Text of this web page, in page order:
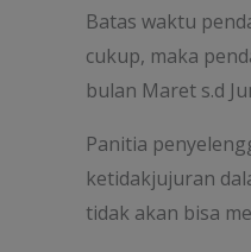
Batas waktu
cukup, maka
bulan Maret s.d
Panitia
ketidakjujuran
tidak akan bisa